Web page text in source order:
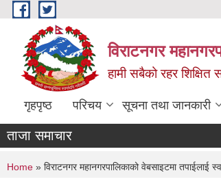
Skip to main content
विराटनगर
हामी सबैको रहर
गृहपृष्ठ परिचय सूचना तथा जानकारी
ताजा समाचार
You are here
Home » विराटनगर महानगरपालिकाको वेबसाइटमा तपाईलाई